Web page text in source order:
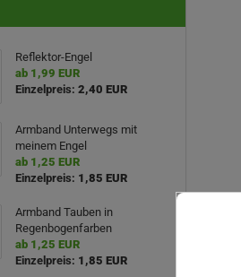
Reflektor-Engel
ab 1,99 EUR
Einzelpreis: 2,40 EUR
Armband Unterwegs mit
meinem Engel
ab 1,25 EUR
Einzelpreis: 1,85 EUR
Armband Tauben in
Regenbogenfarben
ab 1,25 EUR
Einzelpreis: 1,85 EUR